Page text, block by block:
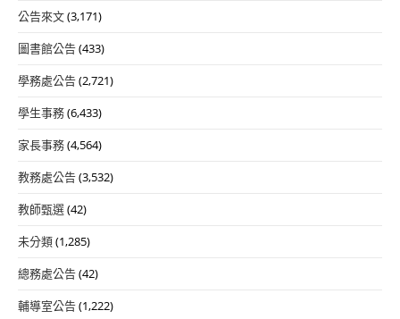
公告來文(3,171)
圖書館公告(433)
學務處公告(2,721)
學生事務(6,433)
家長事務(4,564)
教務處公告(3,532)
教師甄選(42)
未分類(1,285)
總務處公告(42)
輔導室公告(1,222)